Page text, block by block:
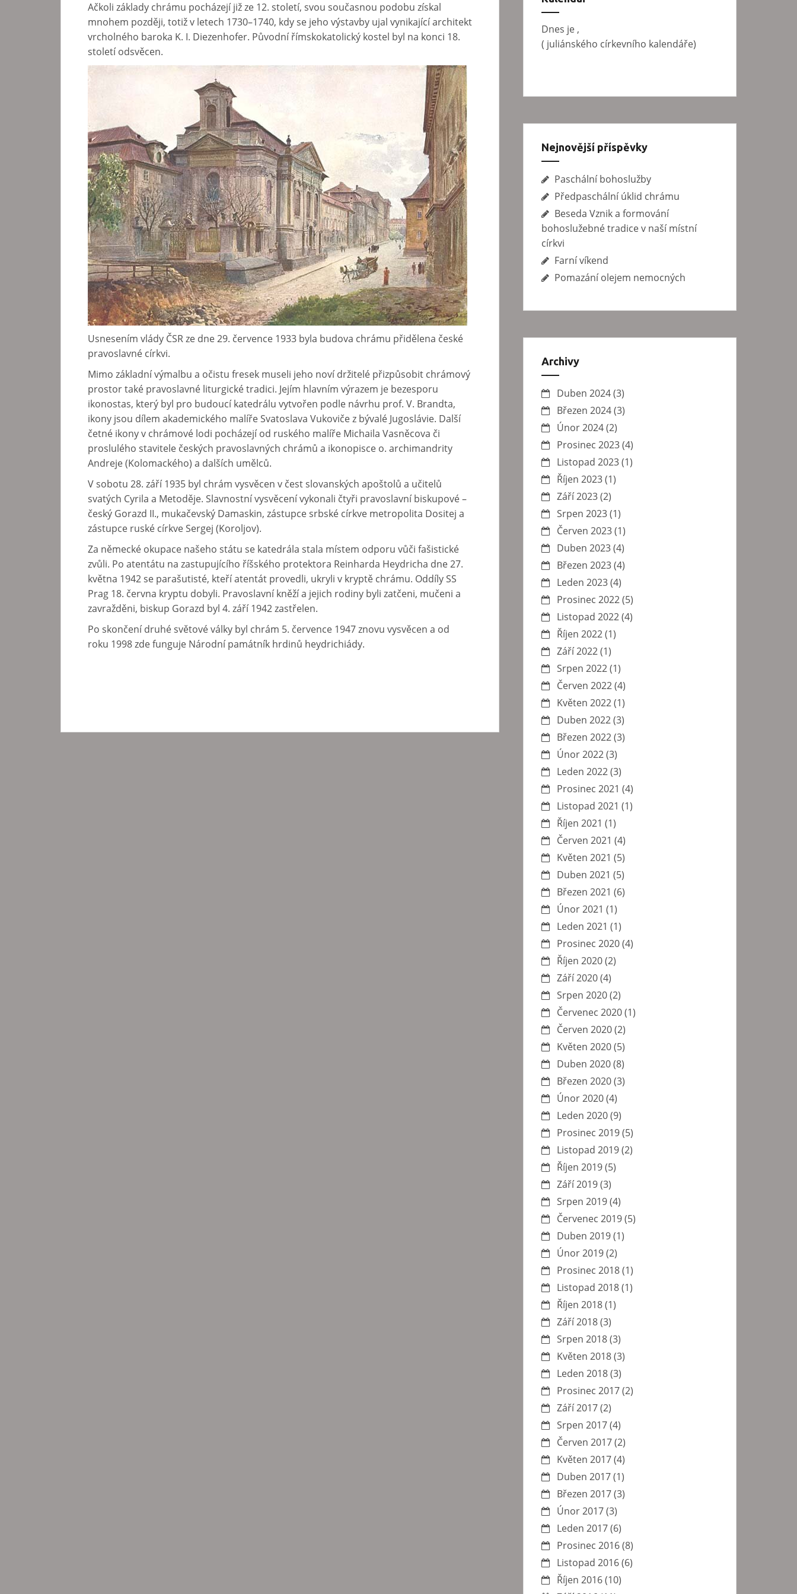
Ačkoli základy chrámu pocházejí již ze 12. století, svou současnou podobu získal
mnohem později, totiž v letech 1730–1740, kdy se jeho výstavby ujal vynikající architekt
vrcholného baroka K. I. Diezenhofer. Původní římskokatolický kostel byl na konci 18.
století odsvěcen.
Usnesením vlády ČSR ze dne 29. července 1933 byla budova chrámu přidělena české
pravoslavné církvi.
Mimo základní výmalbu a očistu fresek museli jeho noví držitelé přizpůsobit chrámový
prostor také pravoslavné liturgické tradici. Jejím hlavním výrazem je bezesporu
ikonostas, který byl pro budoucí katedrálu vytvořen podle návrhu prof. V. Brandta,
ikony jsou dílem akademického malíře Svatoslava Vukoviče z bývalé Jugoslávie. Další
četné ikony v chrámové lodi pocházejí od ruského malíře Michaila Vasněcova či
proslulého stavitele českých pravoslavných chrámů a ikonopisce o. archimandrity
Andreje (Kolomackého) a dalších umělců.
V sobotu 28. září 1935 byl chrám vysvěcen v čest slovanských apoštolů a učitelů
svatých Cyrila a Metoděje. Slavnostní vysvěcení vykonali čtyři pravoslavní biskupové –
český Gorazd II., mukačevský Damaskin, zástupce srbské církve metropolita Dositej a
zástupce ruské církve Sergej (Koroljov).
Za německé okupace našeho státu se katedrála stala místem odporu vůči fašistické
zvůli. Po atentátu na zastupujícího říšského protektora Reinharda Heydricha dne 27.
května 1942 se parašutisté, kteří atentát provedli, ukryli v kryptě chrámu. Oddíly SS
Prag 18. června kryptu dobyli. Pravoslavní kněží a jejich rodiny byli zatčeni, mučeni a
zavražděni, biskup Gorazd byl 4. září 1942 zastřelen.
Po skončení druhé světové války byl chrám 5. července 1947 znovu vysvěcen a od
roku 1998 zde funguje Národní památník hrdinů heydrichiády.
v
á
n
Dnes je ,
( juliánského církevního kalendáře)
Nejnovější příspěvky
Paschální bohoslužby
Předpaschální úklid chrámu
Beseda Vznik a formování
bohoslužebné tradice v naší místní
církvi
Farní víkend
Pomazání olejem nemocných
Archivy
Duben 2024(3)
Březen 2024(3)
Únor 2024(2)
Prosinec 2023(4)
Listopad 2023(1)
Říjen 2023(1)
Září 2023(2)
Srpen 2023(1)
Červen 2023(1)
Duben 2023(4)
Březen 2023(4)
Leden 2023(4)
Prosinec 2022(5)
Listopad 2022(4)
Říjen 2022(1)
Září 2022(1)
Srpen 2022(1)
Červen 2022(4)
Květen 2022(1)
Duben 2022(3)
Březen 2022(3)
Únor 2022(3)
Leden 2022(3)
Prosinec 2021 (4)
Listopad 2021 (1)
Říjen 2021 (1)
Červen 2021 (4)
Květen 2021 (5)
Duben 2021 (5)
Březen 2021 (6)
Únor 2021 (1)
Leden 2021 (1)
Prosinec 2020(4)
Říjen 2020(2)
Září 2020(4)
Srpen 2020(2)
Červenec 2020(1)
Červen 2020(2)
Květen 2020(5)
Duben 2020(8)
Březen 2020(3)
Únor 2020(4)
Leden 2020(9)
Prosinec 2019(5)
Listopad 2019(2)
Říjen 2019(5)
Září 2019(3)
Srpen 2019(4)
Červenec 2019(5)
Duben 2019(1)
Únor 2019(2)
Prosinec 2018(1)
Listopad 2018(1)
Říjen 2018(1)
Září 2018(3)
Srpen 2018(3)
Květen 2018(3)
Leden 2018(3)
Prosinec 2017(2)
Září 2017(2)
Srpen 2017(4)
Červen 2017(2)
Květen 2017(4)
Duben 2017(1)
Březen 2017(3)
Únor 2017(3)
Leden 2017(6)
Prosinec 2016(8)
Listopad 2016(6)
Říjen 2016(10)